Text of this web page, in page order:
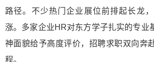
路径。不少热门企业展位前排起长龙
涨。多家企业HR对东方学子扎实的专业
神面貌给予高度评价，招聘求职双向奔
程。